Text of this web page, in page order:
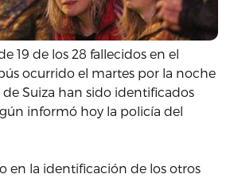
19 de los 28 fallecidos en el
ocurrido el martes por la noche
Suiza han sido identificados
informó hoy la policía del
en la identificación de los otros